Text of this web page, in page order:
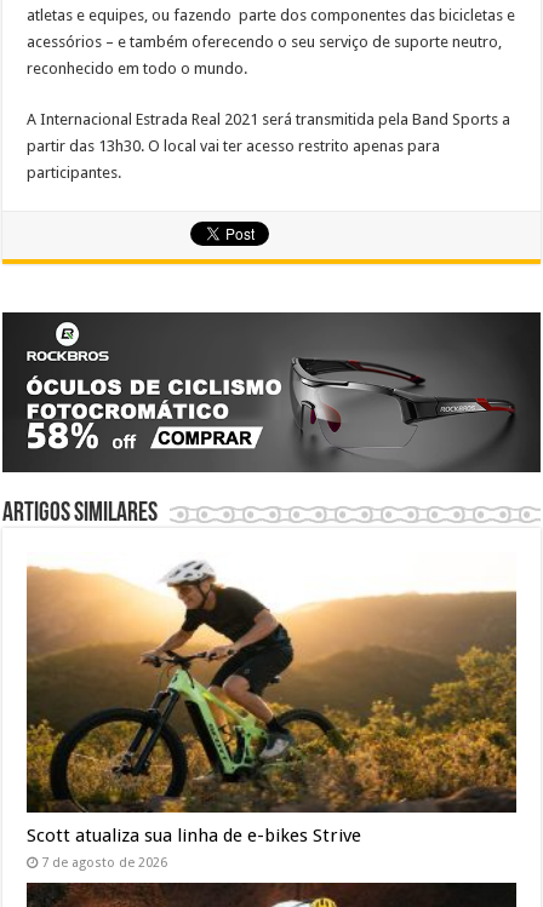
atletas e equipes, ou fazendo parte dos componentes das bicicletas e
acessórios – e também oferecendo o seu serviço de suporte neutro,
reconhecido em todo o mundo.
A Internacional Estrada Real 2021 será transmitida pela Band Sports a
partir das 13h30. O local vai ter acesso restrito apenas para
participantes.
Artigos similares
Scott atualiza sua linha de e-bikes Strive
7 de agosto de 2026